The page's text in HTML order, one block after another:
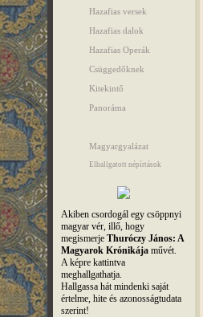
Hazafias versek
Hazafias dalok
Hazafias Operák
Csüggedőknek
Kitekintő
Panoráma
Magyargyalázat
Elhallgatott népírtások
Akiben csordogál egy csöppnyi
magyar vér, illő, hogy
megismerje Thuróczy János: A
Magyarok Krónikájaművét.
A képre kattintva
meghallgathatja.
Hallgassa hát mindenki saját
értelme, hite és azonosságtudata
szerint!